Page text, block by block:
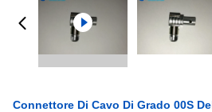
Connettore Di Cavo Di Grado 00S